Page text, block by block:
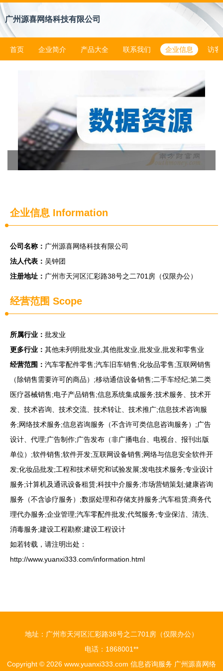
广州源喜网络科技有限公司
首页 企业简介 产品大全 联系我们 企业信息 访客
企业信息 Information
公司名称： 广州源喜网络科技有限公司
法人代表： 吴钟团
注册地址： 广州市天河区汇彩路38号之二701房（仅限办公）
经营范围 Scope
所属行业： 批发业
更多行业： 其他未列明批发业,其他批发业,批发业,批发和零售业
经营范围： 汽车零配件零售;汽车旧车销售;化妆品零售;互联网销售
（除销售需要许可的商品）;移动通信设备销售;二手车经纪;第二类
医疗器械销售;电子产品销售;信息系统集成服务;技术服务、技术开
发、技术咨询、技术交流、技术转让、技术推广;信息技术咨询服
务;网络技术服务;信息咨询服务（不含许可类信息咨询服务）;广告
设计、代理;广告制作;广告发布（非广播电台、电视台、报刊出版
单位）;软件销售;软件开发;互联网设备销售;网络与信息安全软件开
发;化妆品批发;工程和技术研究和试验发展;发电技术服务;专业设计
服务;计算机及通讯设备租赁;科技中介服务;市场营销策划;健康咨询
服务（不含诊疗服务）;数据处理和存储支持服务;汽车租赁;商务代
理代办服务;企业管理;汽车零配件批发;代驾服务;专业保洁、清洗、
消毒服务;建设工程勘察;建设工程设计
如若转载，请注明出处：
http://www.yuanxi333.com/information.html
地址：广州市天河区汇彩路38号之二701房（仅限办公）
电话：1868001**
Copyright © 2026 www.yuanxi333.com 信息咨询服务 广州源喜网络